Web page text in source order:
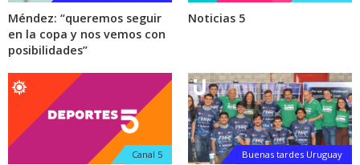
Méndez: “queremos seguir
en la copa y nos vemos con
posibilidades”
Noticias 5
Canal 5 Buenas tardes Uruguay